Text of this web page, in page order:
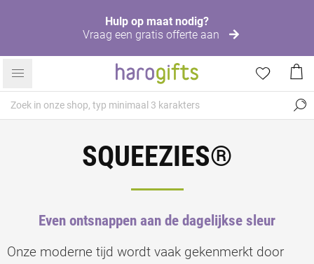
Hulp op maat nodig?
Vraag een gratis offerte aan
SQUEEZIES®
Even ontsnappen aan de dagelijkse sleur
Onze moderne tijd wordt vaak gekenmerkt door